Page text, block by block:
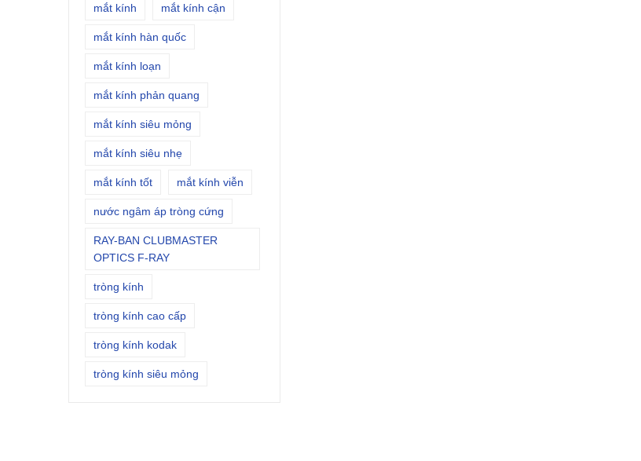
mắt kính mắt kính cận
mắt kính hàn quốc
mắt kính loạn
mắt kính phản quang
mắt kính siêu mỏng
mắt kính siêu nhẹ
mắt kính tốt mắt kính viễn
nước ngâm áp tròng cứng
RAY-BAN CLUBMASTER
OPTICS F-RAY
tròng kính
tròng kính cao cấp
tròng kính kodak
tròng kính siêu mỏng